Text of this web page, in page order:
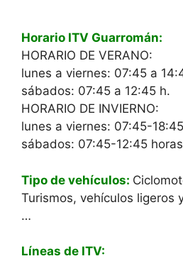
Horario ITV Guarromán:
HORARIO DE VERANO:
lunes a viernes: 07:45 a
sábados: 07:45 a 12:45 h.
HORARIO DE INVIERNO:
lunes a viernes: 07:45-
sábados: 07:45-12:45 horas
Tipo de vehículos:
Turismos, vehículos ligeros
…
Líneas de ITV: